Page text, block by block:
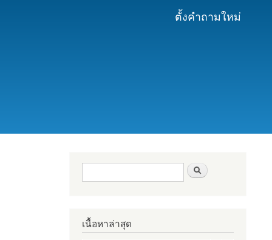
ตั้งคำถามใหม่
ฟอร์มค้นหา
เนื้อหาล่าสุด